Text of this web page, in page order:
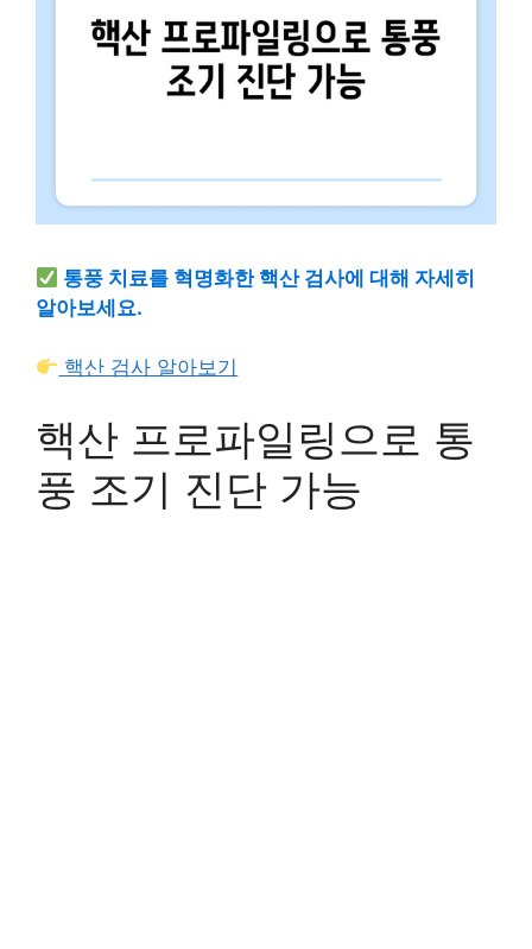
통풍 치료를 혁명화한 핵산 검사에 대해 자세히
알아보세요.
핵산 검사 알아보기
핵산 프로파일링으로 통
풍 조기 진단 가능